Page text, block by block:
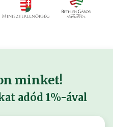
minket!
adód 1%-ával